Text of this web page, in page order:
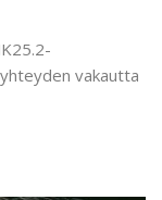
vakautta